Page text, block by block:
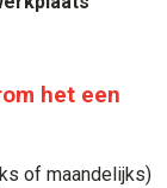
het een
of maandelijks)